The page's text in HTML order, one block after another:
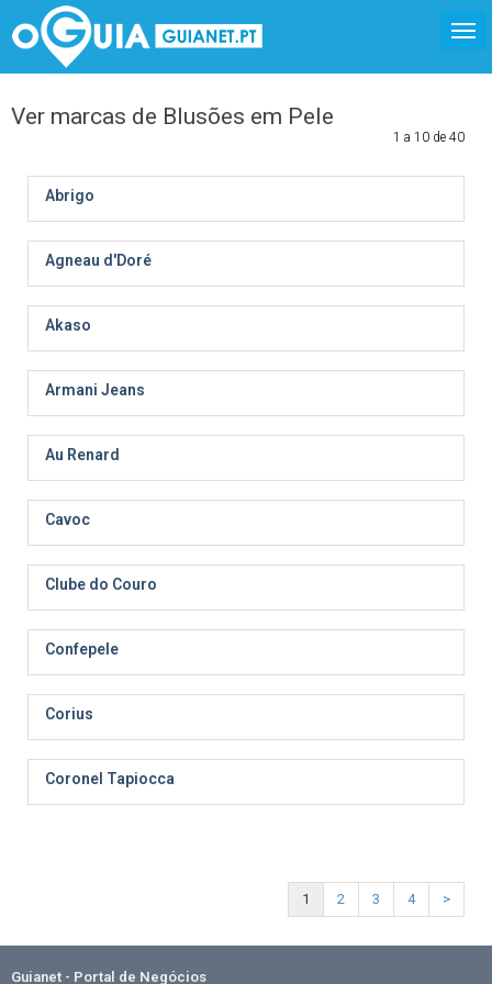
Ver marcas de Blusões em Pele
1 a 10 de 40
Abrigo
Agneau d'Doré
Akaso
Armani Jeans
Au Renard
Cavoc
Clube do Couro
Confepele
Corius
Coronel Tapiocca
1 2 3 4 >
Guianet - Portal de Negócios